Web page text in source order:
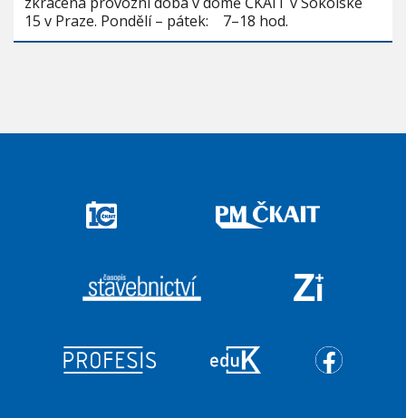
15 v Praze. Pondělí – pátek: 7–18 hod.